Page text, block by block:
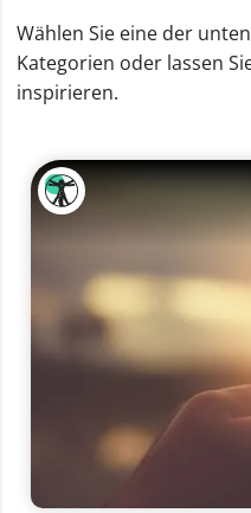
Wählen Sie eine der
Kategorien oder lassen
inspirieren.